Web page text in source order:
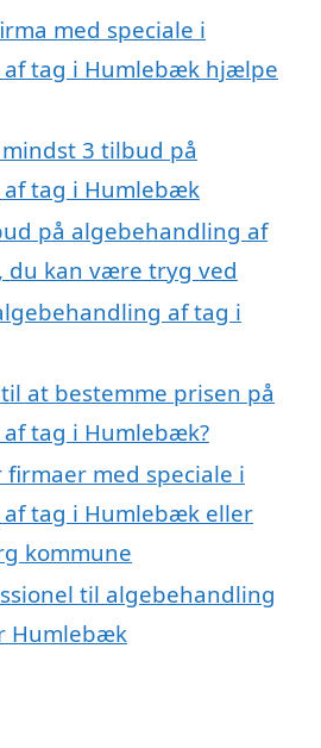
med speciale i
tag i Humlebæk hjælpe
3 tilbud på
tag i Humlebæk
på algebehandling af
kan være tryg ved
af tag i
at bestemme prisen på
tag i Humlebæk?
med speciale i
tag i Humlebæk eller
kommune
til algebehandling
Humlebæk